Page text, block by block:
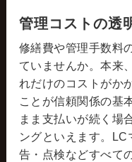
管理コストの透
修繕費や管理手数料
ていませんか。本来
れだけのコストがか
ことが信頼関係の基
まま支払いが続く場
ングといえます。
告・点検などすべて